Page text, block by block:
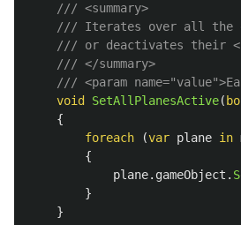
/// <summary>
/// Iterates over all the
/// or deactivates their
/// </summary>
/// <param
void SetAllPlanesActive(
{
foreach
(var plane in
{
plane. gameObject .
}
}